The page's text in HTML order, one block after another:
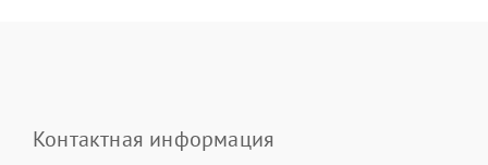
Контактная информация